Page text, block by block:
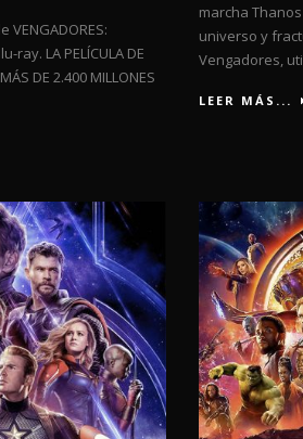
ray. LA PELÍCULA DE
DE 2.400 MILLONES
marcha
universo y
Vengadores,
LEER MÁS...